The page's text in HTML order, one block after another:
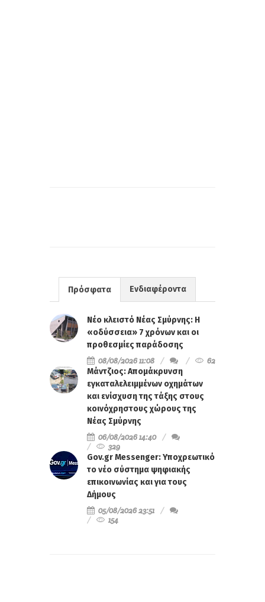
Πρόσφατα Ενδιαφέροντα
Νέο κλειστό Νέας Σμύρνης: Η
«οδύσσεια» 7 χρόνων και οι
προθεσμίες παράδοσης
08/08/2026 11:08
62
Μάντζιος: Απομάκρυνση
εγκαταλελειμμένων οχημάτων
και ενίσχυση της τάξης στους
κοινόχρηστους χώρους της
Νέας Σμύρνης
06/08/2026 14:40
329
Gov.gr Messenger: Υποχρεωτικό
το νέο σύστημα ψηφιακής
επικοινωνίας και για τους
Δήμους
05/08/2026 23:51
154